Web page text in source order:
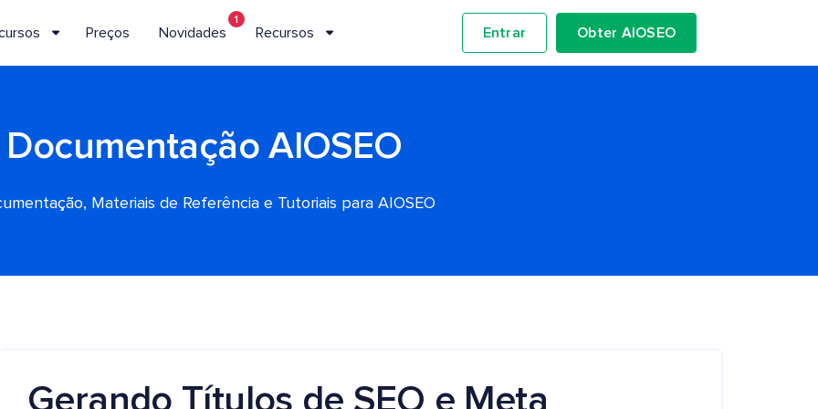
Preços Novidades
1
Recursos Entrar Obter AIOSEO
Documentação AIOSEO
Materiais de Referência e Tutoriais para AIOSEO
Gerando Títulos de SEO e Meta